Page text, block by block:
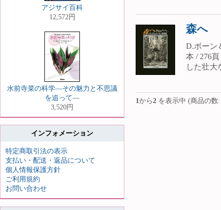
アジサイ百科
12,572円
水前寺菜の科学—その魅力と不思議
を追って—
3,520円
インフォメーション
特定商取引法の表示
支払い・配送・返品について
個人情報保護方針
ご利用規約
お問い合わせ
森へ
D.ボーン
本 / 276
した壮大
1から2 を表示中 (商品の